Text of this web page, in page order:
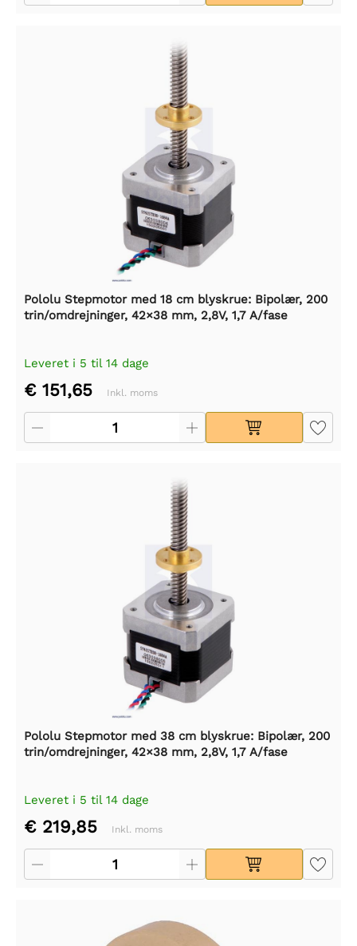
Pololu Stepmotor med 18 cm blyskrue: Bipolær, 200
trin/omdrejninger, 42×38 mm, 2,8V, 1,7 A/fase
Leveret i 5 til 14 dage
€ 151,65 Inkl. moms
Pololu Stepmotor med 38 cm blyskrue: Bipolær, 200
trin/omdrejninger, 42×38 mm, 2,8V, 1,7 A/fase
Leveret i 5 til 14 dage
€ 219,85 Inkl. moms